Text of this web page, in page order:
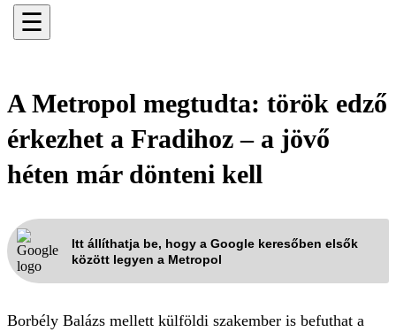
☰
A Metropol megtudta: török edző
érkezhet a Fradihoz – a jövő
héten már dönteni kell
Itt állíthatja be, hogy a Google keresőben elsők
között legyen a Metropol
Borbély Balázs mellett külföldi szakember is befuthat a